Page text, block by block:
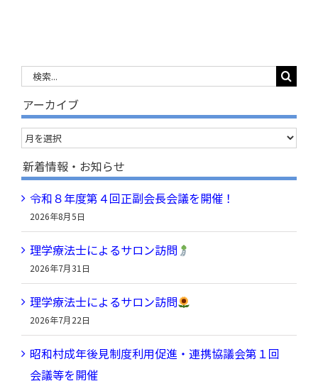
…
アーカイブ
ア
ー
カ
イ
ブ
新着情報・お知らせ
令和８年度第４回正副会長会議を開催！
2026年8月5日
理学療法士によるサロン訪問
2026年7月31日
理学療法士によるサロン訪問
2026年7月22日
昭和村成年後見制度利用促進・連携協議会第１回
会議等を開催